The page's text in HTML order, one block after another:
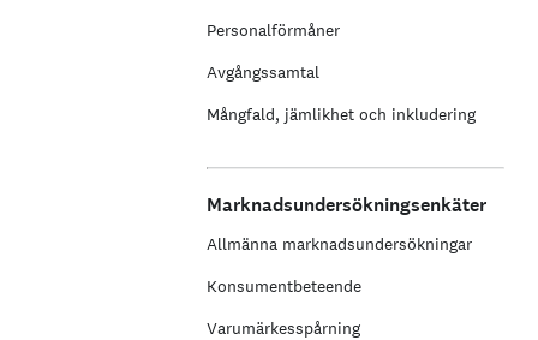
Personalförmåner
Avgångssamtal
Mångfald, jämlikhet och inkludering
Marknadsundersökningsenkäter
Allmänna marknadsundersökningar
Konsumentbeteende
Varumärkesspårning